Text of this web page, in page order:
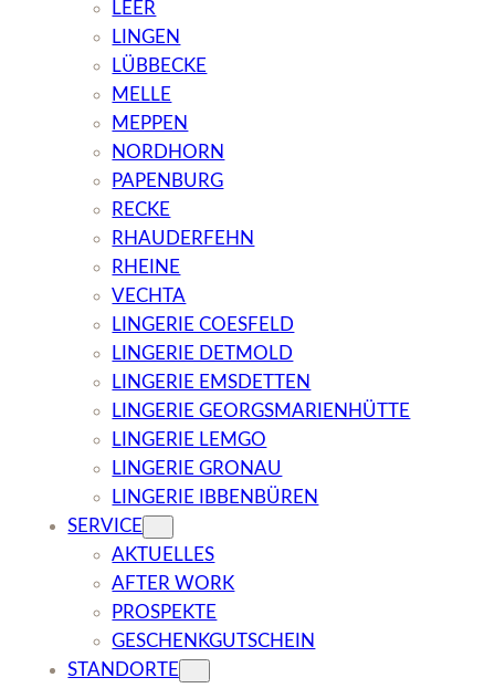
LEER
LINGEN
LÜBBECKE
MELLE
MEPPEN
NORDHORN
PAPENBURG
RECKE
RHAUDERFEHN
RHEINE
VECHTA
LINGERIE COESFELD
LINGERIE DETMOLD
LINGERIE EMSDETTEN
LINGERIE GEORGSMARIENHÜTTE
LINGERIE LEMGO
LINGERIE GRONAU
LINGERIE IBBENBÜREN
SERVICE
AKTUELLES
AFTER WORK
PROSPEKTE
GESCHENKGUTSCHEIN
STANDORTE